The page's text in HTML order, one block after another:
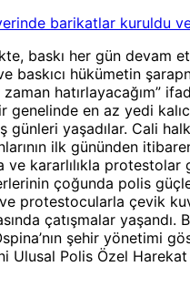
barikatlar kuruldu
baskı her gün devam
baskıcı hükümetin
hatırlayacağım”
genelinde en az yedi
günleri yaşadılar. Cali
ilk gününden
ve kararlılıkla protestolar
çoğunda polis
ve protestocularla çevik
çatışmalar yaşandı.
şehir yönetimi
Ulusal Polis Özel Harekat